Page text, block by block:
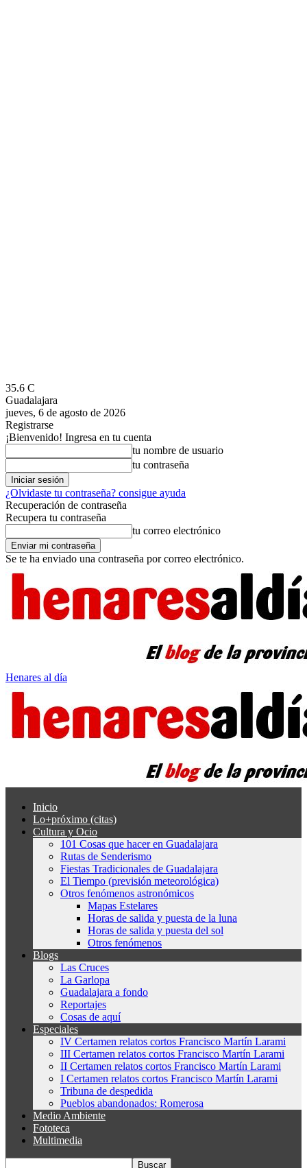
35.6 C
Guadalajara
jueves, 6 de agosto de 2026
Registrarse
¡Bienvenido! Ingresa en tu cuenta
tu nombre de usuario
tu contraseña
¿Olvidaste tu contraseña? consigue ayuda
Recuperación de contraseña
Recupera tu contraseña
tu correo electrónico
Se te ha enviado una contraseña por correo electrónico.
Henares al día
Inicio
Lo+próximo (citas)
Cultura y Ocio
101 Cosas que hacer en Guadalajara
Rutas de Senderismo
Fiestas Tradicionales de Guadalajara
El Tiempo (previsión meteorológica)
Otros fenómenos astronómicos
Mapas Estelares
Horas de salida y puesta de la luna
Horas de salida y puesta del sol
Otros fenómenos
Blogs
Las Cruces
La Garlopa
Guadalajara a fondo
Reportajes
Cosas de aquí
Especiales
IV Certamen relatos cortos Francisco Martín Larami
III Certamen relatos cortos Francisco Martín Larami
II Certamen relatos cortos Francisco Martín Larami
I Certamen relatos cortos Francisco Martín Larami
Tribuna de despedida
Pueblos abandonados: Romerosa
Medio Ambiente
Fototeca
Multimedia